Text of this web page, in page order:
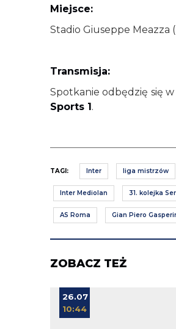
Miejsce:
Stadio Giuseppe Meazza
Transmisja:
Spotkanie odbędzię się w
Sports 1.
TAGI: Inter liga mistrzów
Inter Mediolan 31. kolejka
AS Roma Gian Piero
ZOBACZ TEŻ
26.07
10:44